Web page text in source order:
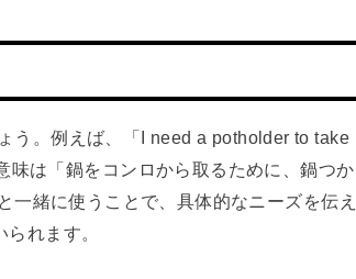
う。例えば、「I need a potholder to take
は「鍋をコンロから取るために、鍋つか
緒に使うことで、具体的なニーズを伝え
れます。